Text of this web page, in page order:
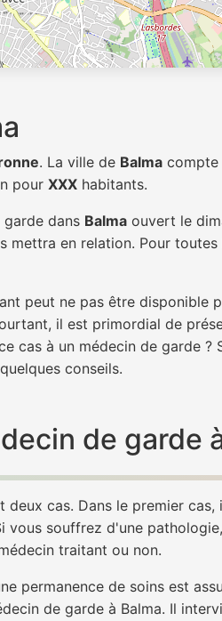
. La ville de Balma compte
pour XXX habitants.
dans Balma ouvert le
en relation. Pour
peut ne pas être disponible
il est primordial de
cas à un médecin de garde
conseils.
de garde
cas. Dans le premier
vous souffrez d'une
traitant ou non.
permanence de soins est
de garde à Balma. Il